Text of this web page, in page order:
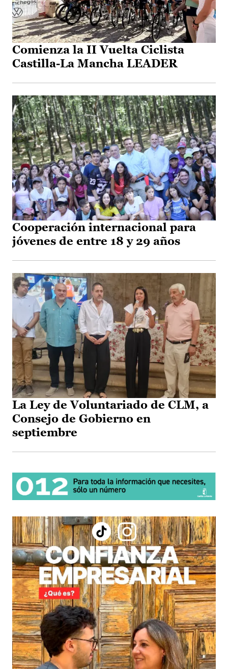
Comienza la II Vuelta Ciclista
Castilla-La Mancha LEADER
Cooperación internacional para
jóvenes de entre 18 y 29 años
La Ley de Voluntariado de CLM, a
Consejo de Gobierno en
septiembre